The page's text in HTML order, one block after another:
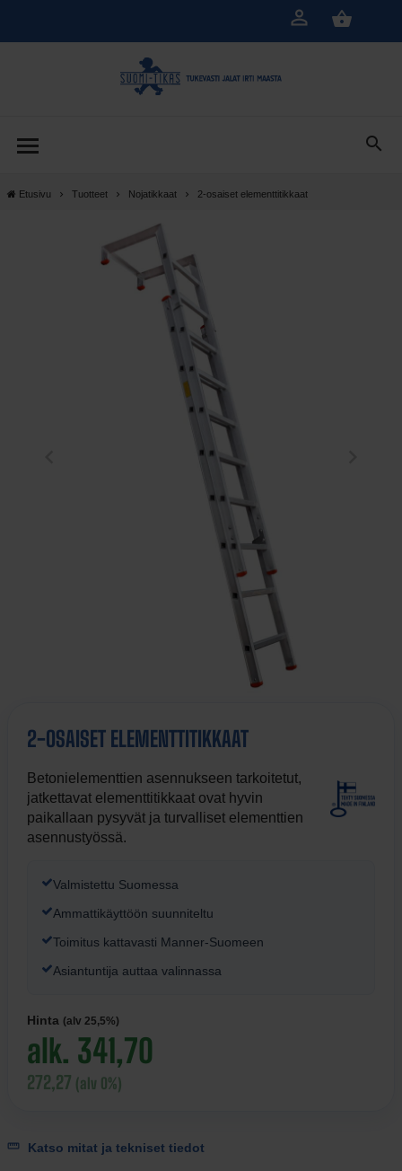
Etusivu Tuotteet Nojatikkaat 2-osaiset elementtitikkaat
2-OSAISET ELEMENTTITIKKAAT
Betonielementtien asennukseen tarkoitetut,
jatkettavat elementtitikkaat ovat hyvin
paikallaan pysyvät ja turvalliset elementtien
asennustyössä.
Valmistettu Suomessa
Ammattikäyttöön suunniteltu
Toimitus kattavasti Manner-Suomeen
Asiantuntija auttaa valinnassa
Hinta (alv 25,5%)
alk. 341,70
272,27 (alv 0%)
Katso mitat ja tekniset tiedot